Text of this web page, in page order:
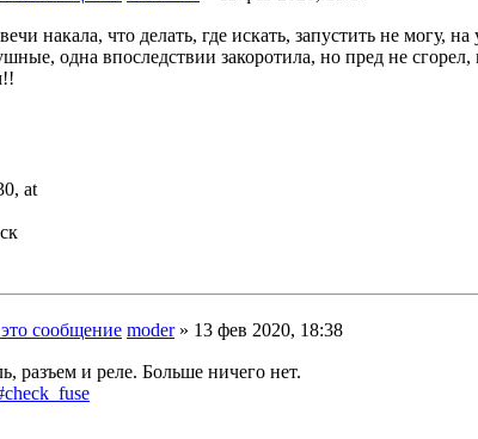
накала, что делать, где искать, запустить не
одна впоследствии закоротила, но пред не
at
moder» 13 фев 2020, 18:38
разъем и реле. Больше ничего нет.